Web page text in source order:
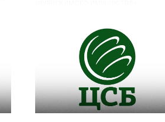
применяемого для определения
налоговой базы по налогу на
доходы физических лиц по
налогоплательщика, полученным
продажи недвижимого
установив его равным 1